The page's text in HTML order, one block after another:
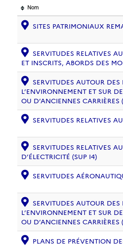
Nom
SITES PATRIMONIAUX
SERVITUDES RELATIVES
ET INSCRITS, ABORDS DES
SERVITUDES AUTOUR
L’ENVIRONNEMENT ET SUR
OU D’ANCIENNES CARRIÈRES
SERVITUDES RELATIVES
SERVITUDES RELATIVES
D’ÉLECTRICITÉ (SUP I4)
SERVITUDES
SERVITUDES AUTOUR
L’ENVIRONNEMENT ET SUR
OU D’ANCIENNES CARRIÈRES
PLANS DE PRÉVENTION